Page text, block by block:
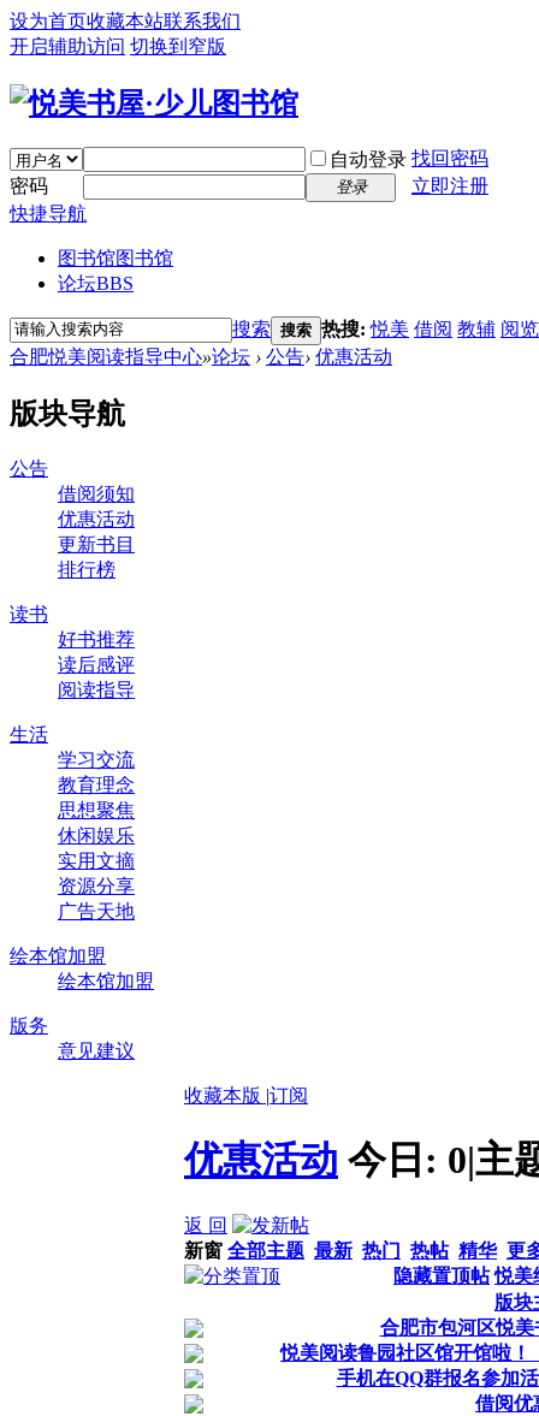
设为首页收藏本站联系我们
开启辅助访问 切换到窄版
自动登录 找回密码
密码
登录
立即注册
快捷导航
图书馆图书馆
论坛BBS
搜索 搜索 热搜:悦美 借阅 教辅 阅览
合肥悦美阅读指导中心»论坛 › 公告› 优惠活动
版块导航
公告
借阅须知
优惠活动
更新书目
排行榜
读书
好书推荐
读后感评
阅读指导
生活
学习交流
教育理念
思想聚焦
休闲娱乐
实用文摘
资源分享
广告天地
绘本馆加盟
绘本馆加盟
版务
意见建议
收藏本版 |订阅
优惠活动 今日: 0|主
返 回
新窗 全部主题 最新 热门 热帖 精华 更
隐藏置顶帖 悦美
版块
合肥市包河区悦美
悦美阅读鲁园社区馆开馆啦
手机在QQ群报名参加
借阅优